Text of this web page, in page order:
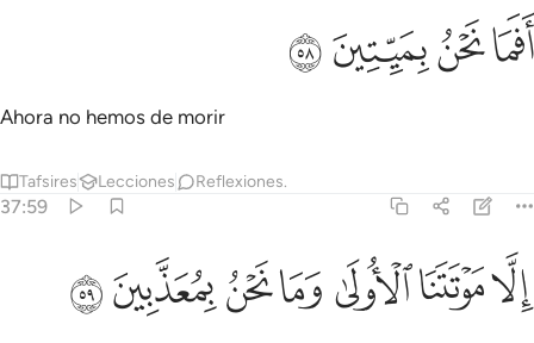
افما نحن بميتين ٥٨
أَفَمَا نَحْنُ بِمَيِّتِينَ ٥٨
ﱦﱧﱨﱩ
Ahora no hemos de morir
Tafsires Lecciones Reflexiones.
37:59
الا موتتنا الاولى وما نحن بمعذبين ٥٩
إِلَّا مَوْتَتَنَا ٱلْأُولَىٰ وَمَا نَحْنُ بِمُعَذَّبِينَ ٥٩
ﱪﱫﱬﱭﱮﱯﱰ